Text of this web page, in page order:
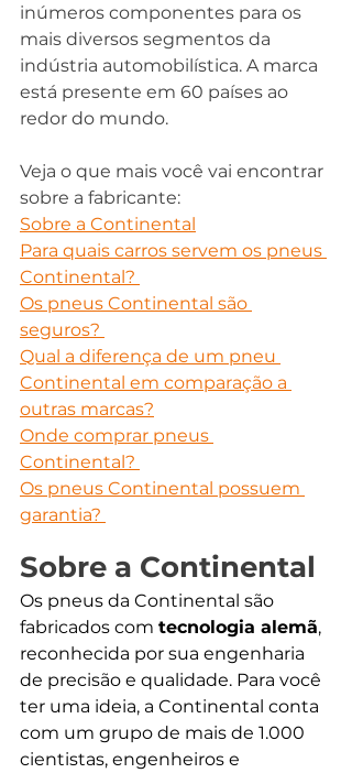
inúmeros componentes para os
mais diversos segmentos da
indústria automobilística. A marca
está presente em 60 países ao
redor do mundo.
Veja o que mais você vai encontrar
sobre a fabricante:
Sobre a Continental
Para quais carros servem os pneus
Continental?
Os pneus Continental são
seguros?
Qual a diferença de um pneu
Continental em comparação a
outras marcas?
Onde comprar pneus
Continental?
Os pneus Continental possuem
garantia?
Sobre a Continental
Os pneus da Continental são
fabricados com tecnologia alemã,
reconhecida por sua engenharia
de precisão e qualidade. Para você
ter uma ideia, a Continental conta
com um grupo de mais de 1.000
cientistas, engenheiros e